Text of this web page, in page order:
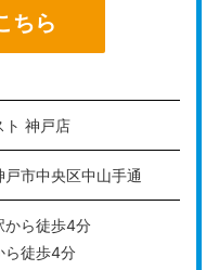
ーチャルオフィスなど
以上と豊富に拠点が
性の良い場所を自由に
市や海外でのビジネス
ポートしてもらえるの
ちら
ト 神戸店
戸市中央区中山手通
から徒歩4分
ら徒歩4分